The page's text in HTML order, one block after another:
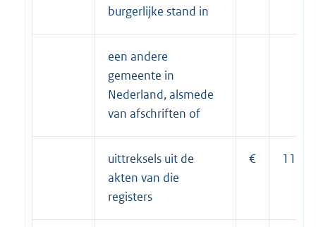
burgerlijke stand in
een andere
gemeente in
Nederland, alsmede
van afschriften of
uittreksels uit de
akten van die
registers
€ 11,50